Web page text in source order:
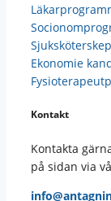
Ekonomie
Kontakt
Kontakta
på sidan via